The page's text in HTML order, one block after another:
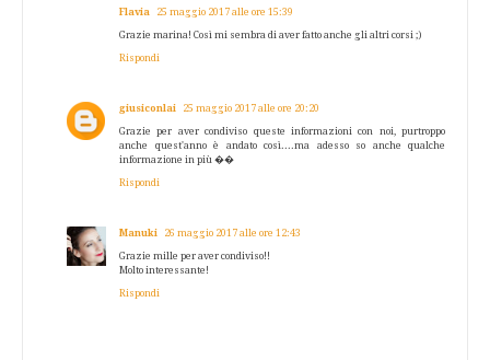
Flavia 25 maggio 2017 alle ore 15:39
Grazie marina! Così mi sembra di aver fatto anche gli altri corsi ;)
Rispondi
giusiconlai 25 maggio 2017 alle ore 20:20
Grazie per aver condiviso queste informazioni con noi, purtroppo
anche quest'anno è andato così....ma adesso so anche qualche
informazione in più ��
Rispondi
Manuki 26 maggio 2017 alle ore 12:43
Grazie mille per aver condiviso!!
Molto interessante!
Rispondi